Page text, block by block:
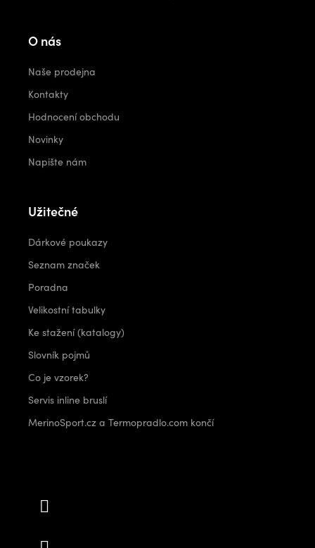
O nás
Naše prodejna
Kontakty
Hodnocení obchodu
Novinky
Napište nám
Užitečné
Dárkové poukazy
Seznam značek
Poradna
Velikostní tabulky
Ke stažení (katalogy)
Slovník pojmů
Co je vzorek?
Servis inline bruslí
MerinoSport.cz a Termopradlo.com končí